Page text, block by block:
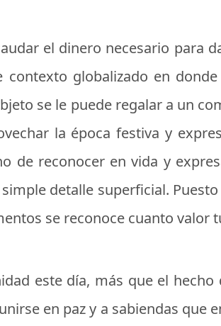
el dinero necesario para
globalizado en
se le puede regalar a un
la época festiva y
de reconocer en vida y
detalle superficial.
se reconoce cuanto valor
este día, más que el
en paz y a sabiendas que